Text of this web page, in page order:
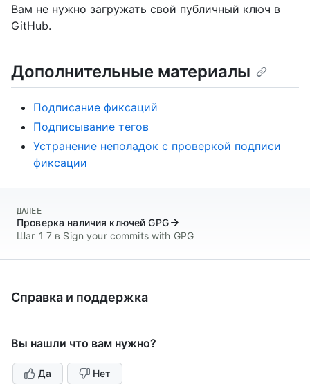
Вам не нужно загружать свой публичный ключ в
GitHub.
Дополнительные материалы
Подписание фиксаций
Подписывание тегов
Устранение неполадок с проверкой подписи
фиксации
ДАЛЕЕ
Проверка наличия ключей GPG
Шаг 1 7 в Sign your commits with GPG
Справка и поддержка
Вы нашли что вам нужно?
Да Нет